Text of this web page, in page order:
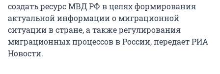
создать ресурс МВД РФ в целях формирования
актуальной информации о миграционной
ситуации в стране, а также регулирования
миграционных процессов в России, передает РИА
Новости.